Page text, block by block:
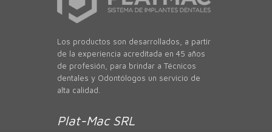
Los productos son desarrollados, a partir
de la experiencia acreditada en 45 años
de profesión, para brindar a Técnicos
dentales y Odontólogos un servicio de
alta calidad.
Plat-Mac SRL